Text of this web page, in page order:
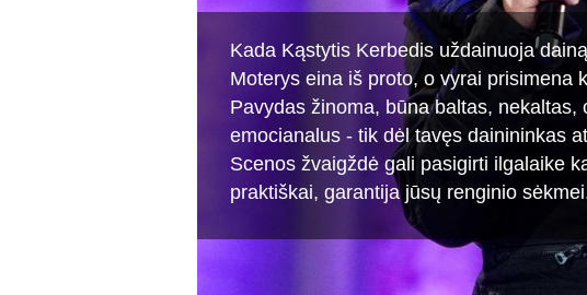
Kada Kąstytis Kerbedis uždainuoja
Moterys eina iš proto, o vyrai prisimena
Pavydas žinoma, būna baltas, nekaltas,
emocianalus - tik dėl tavęs dainininkas
Scenos žvaigždė gali pasigirti ilgalaike
praktiškai, garantija jūsų renginio